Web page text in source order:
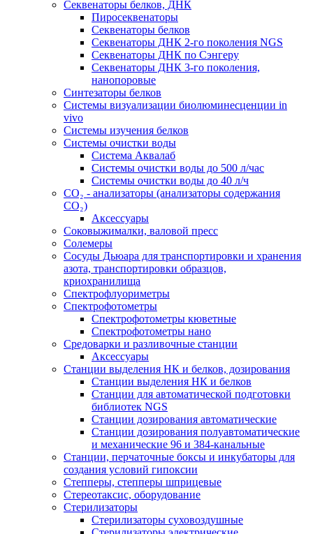
Секвенаторы белков, ДНК
Пиросеквенаторы
Секвенаторы белков
Секвенаторы ДНК 2-го поколения NGS
Секвенаторы ДНК по Сэнгеру
Секвенаторы ДНК 3-го поколения,
нанопоровые
Синтезаторы белков
Системы визуализации биолюминесценции in
vivo
Системы изучения белков
Системы очистки воды
Система Аквалаб
Системы очистки воды до 500 л/час
Системы очистки воды до 40 л/ч
СО₂ - анализаторы (анализаторы содержания
СО₂)
Аксессуары
Соковыжималки, валовой пресс
Солемеры
Сосуды Дьюара для транспортировки и хранения
азота, транспортировки образцов,
криохранилища
Спектрофлуориметры
Спектрофотометры
Спектрофотометры кюветные
Спектрофотометры нано
Средоварки и разливочные станции
Аксессуары
Станции выделения НК и белков, дозирования
Станции выделения НК и белков
Станции для автоматической подготовки
библиотек NGS
Станции дозирования автоматические
Станции дозирования полуавтоматические
и механические 96 и 384-канальные
Станции, перчаточные боксы и инкубаторы для
создания условий гипоксии
Степперы, степперы шприцевые
Стереотаксис, оборудование
Стерилизаторы
Стерилизаторы суховоздушные